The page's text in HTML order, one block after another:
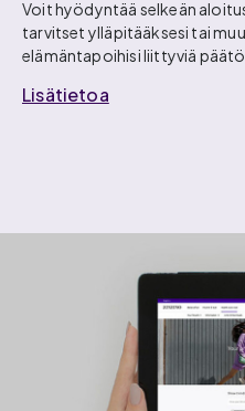
Voit hyödyntää selkeän
tarvitset ylläpitääksesi tai
elämäntapoihisi liittyviä
Lisätietoa